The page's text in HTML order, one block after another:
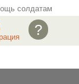
солдатам
?